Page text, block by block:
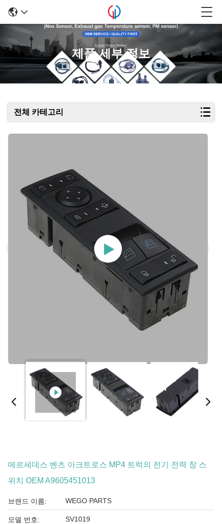
제품 세부 정보
전체 카테고리
메르세데스 벤츠 아크트로스 MP4 트럭의 전기 전력 창 스
위치 OEM A9605451013
브랜드 이름: WEGO PARTS
모델 번호: SV1019